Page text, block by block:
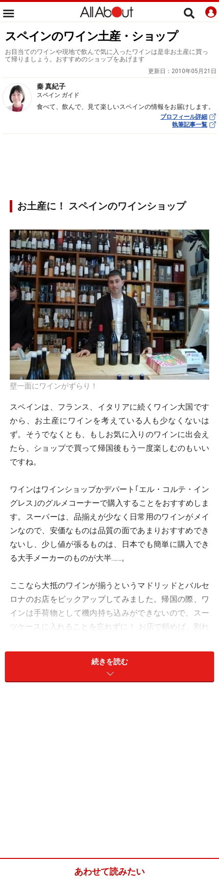
スペインのワイン土産・ショップ
お目当てのワインや現地で飲んで気に入ったワインは是非お土産に買っ
て帰りましょう。おすすめのショップをあげます
更新日： 2010年05月21日
秦 真紀子
スペイン ガイド
食べて、飲んで、見て楽しいスペインの情報をお届けします。
プロフィール詳細
執筆記事一覧
お土産に！ スペインのワインショップ
壁一面にワインがずらり！
スペインは、フランス、イタリアに続くワイン大国です
から、お土産にワインを考えている人も少なくないは
ず。そうでなくとも、もしお気に入りのワインに出会え
たら、ショップで買って帰国後もう一度楽しむのもいい
ですね。
ワインはワインショップかデパート｢エル・コルテ・イン
グレス｣のグルメコーナーで購入することをおすすめしま
す。スーパーは、品揃えが少なく日常用のワインがメイ
ンなので、安価なものは品質の面であまりおすすめでき
ないし、少し値が張るものは、日本でも簡単に購入でき
る大手メーカーのものが大半……。
ここなら大抵のワインが揃うというマドリッドとバルセ
ロナのお店をピックアップしてみました。帰国の際、ワ
インは手荷物として機内持ち込みができないので、スー
ツケースに入れることを忘れずに！ お店で頼めば、割れ
す。
フランスに本店があるお店。マドリッドとバルセロナに
続きを読む
あわせて読みたい